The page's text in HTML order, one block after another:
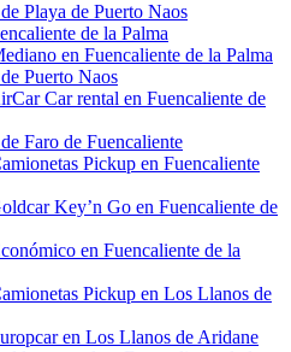
Playa de Puerto Naos
de la Palma
en Fuencaliente de la Palma
Puerto Naos
Car rental en Fuencaliente de
Faro de Fuencaliente
Pickup en Fuencaliente
Key’n Go en Fuencaliente de
en Fuencaliente de la
Pickup en Los Llanos de
en Los Llanos de Aridane